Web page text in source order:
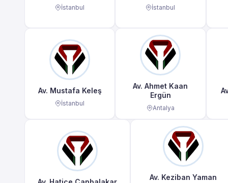
İstanbul İstanbul
Av. Mustafa Keleş
İstanbul
Av. Ahmet Kaan
Ergün
Antalya
Av. Keziban Yaman